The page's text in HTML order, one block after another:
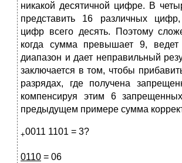
никакой десятичной цифре. В
представить 16 различных
цифр всего десять. Поэтому
когда сумма превы­шает 9,
диапазон и дает неправильный
заключается в том, чтобы
разрядах, где получена
компенсируя этим 6
предыдущем примере сумма
+0011 1101 = 3?
0110 = 06